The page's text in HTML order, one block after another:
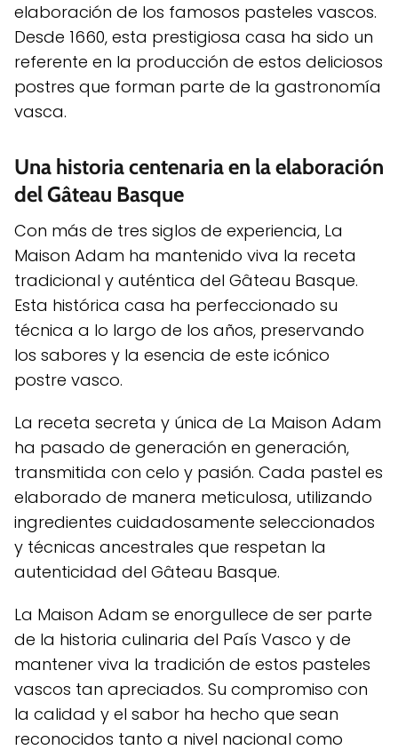
elaboración de los famosos pasteles vascos.
Desde 1660, esta prestigiosa casa ha sido un
referente en la producción de estos deliciosos
postres que forman parte de la gastronomía
vasca.
Una historia centenaria en la elaboración
del Gâteau Basque
Con más de tres siglos de experiencia, La
Maison Adam ha mantenido viva la receta
tradicional y auténtica del Gâteau Basque.
Esta histórica casa ha perfeccionado su
técnica a lo largo de los años, preservando
los sabores y la esencia de este icónico
postre vasco.
La receta secreta y única de La Maison Adam
ha pasado de generación en generación,
transmitida con celo y pasión. Cada pastel es
elaborado de manera meticulosa, utilizando
ingredientes cuidadosamente seleccionados
y técnicas ancestrales que respetan la
autenticidad del Gâteau Basque.
La Maison Adam se enorgullece de ser parte
de la historia culinaria del País Vasco y de
mantener viva la tradición de estos pasteles
vascos tan apreciados. Su compromiso con
la calidad y el sabor ha hecho que sean
reconocidos tanto a nivel nacional como